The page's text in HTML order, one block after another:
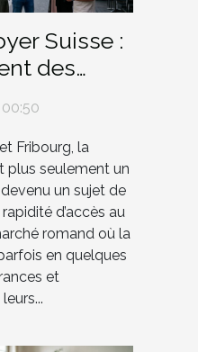
Suisse :
des
Fribourg, la
plus seulement un
un sujet de
d’accès au
romand où la
en quelques
et